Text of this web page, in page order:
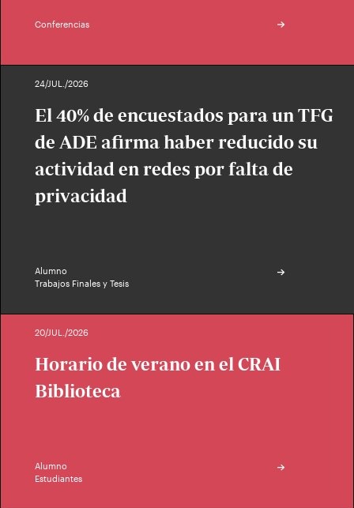
Conferencias
24/JUL./2026
El 40% de encuestados para un TFG
de ADE afirma haber reducido su
actividad en redes por falta de
privacidad
Alumno
Trabajos Finales y Tesis
20/JUL./2026
Horario de verano en el CRAI
Biblioteca
Alumno
Estudiantes